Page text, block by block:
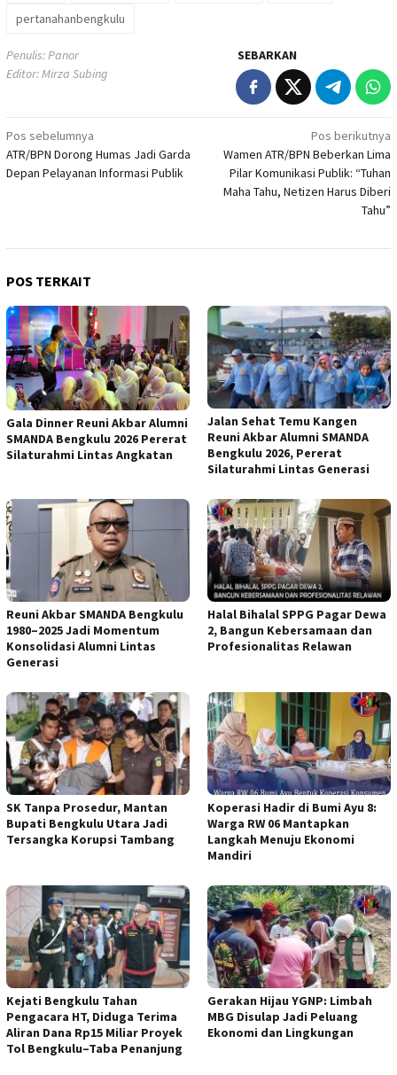
pertanahanbengkulu
Penulis: Panor
Editor: Mirza Subing
SEBARKAN
Navigasi
pos
Pos sebelumnya
ATR/BPN Dorong Humas Jadi Garda
Depan Pelayanan Informasi Publik
Pos berikutnya
Wamen ATR/BPN Beberkan Lima
Pilar Komunikasi Publik: “Tuhan
Maha Tahu, Netizen Harus Diberi
Tahu”
POS TERKAIT
Gala Dinner Reuni Akbar Alumni
SMANDA Bengkulu 2026 Pererat
Silaturahmi Lintas Angkatan
Jalan Sehat Temu Kangen
Reuni Akbar Alumni SMANDA
Bengkulu 2026, Pererat
Silaturahmi Lintas Generasi
Reuni Akbar SMANDA Bengkulu
1980–2025 Jadi Momentum
Konsolidasi Alumni Lintas
Generasi
Halal Bihalal SPPG Pagar Dewa
2, Bangun Kebersamaan dan
Profesionalitas Relawan
SK Tanpa Prosedur, Mantan
Bupati Bengkulu Utara Jadi
Tersangka Korupsi Tambang
Koperasi Hadir di Bumi Ayu 8:
Warga RW 06 Mantapkan
Langkah Menuju Ekonomi
Mandiri
Kejati Bengkulu Tahan
Pengacara HT, Diduga Terima
Aliran Dana Rp15 Miliar Proyek
Tol Bengkulu–Taba Penanjung
Gerakan Hijau YGNP: Limbah
MBG Disulap Jadi Peluang
Ekonomi dan Lingkungan